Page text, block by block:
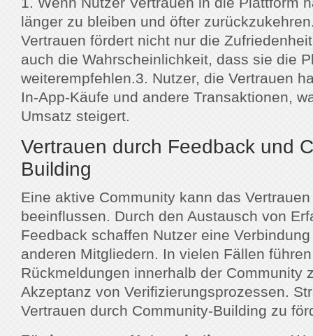
länger zu bleiben und öfter
Vertrauen fördert nicht nur die
auch die Wahrscheinlichkeit, dass sie die
weiterempfehlen.3. Nutzer, die Vertrauen
In-App-Käufe und andere Transaktionen,
Umsatz steigert.
Vertrauen durch Feedback und
Building
Eine aktive Community kann das
beeinflussen. Durch den Austausch von
Feedback schaffen Nutzer eine
anderen Mitgliedern. In vielen Fällen
Rückmeldungen innerhalb der Community
Akzeptanz von Verifizierungsprozessen.
Vertrauen durch Community-Building zu